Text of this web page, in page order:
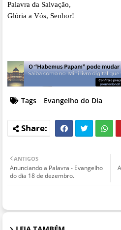
Palavra da Salvação,
Glória a Vós, Senhor!
Tags Evangelho do Dia
ANTIGOS
Anunciando a Palavra - Evangelho
do dia 18 de dezembro.